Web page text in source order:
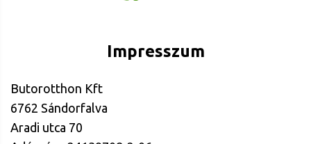
Impresszum
Butorotthon Kft
6762 Sándorfalva
Aradi utca 70